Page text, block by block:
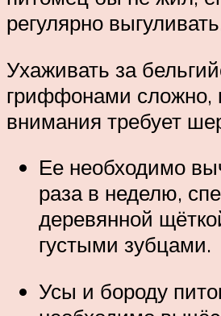
регулярно
Ухаживать за
гриффонами сложно,
внимания требует
Ее необходимо
раза в неделю,
деревянной
густыми зубцами.
Усы и бороду